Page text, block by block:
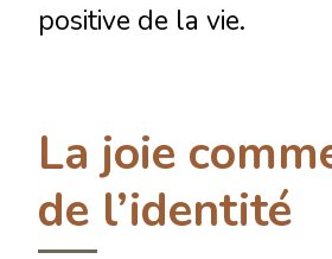
positive de la vie.
La joie
de l’identité